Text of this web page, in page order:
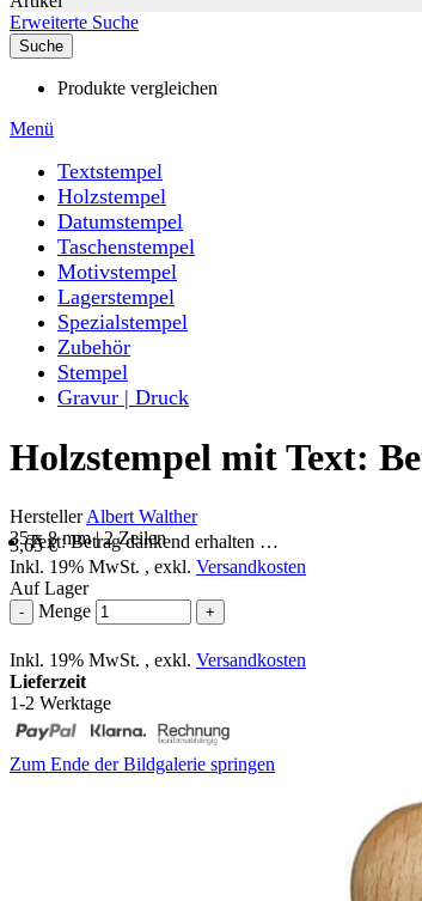
Erweiterte Suche
Suche
Produkte vergleichen
Menü
Textstempel
Holzstempel
Datumstempel
Taschenstempel
Motivstempel
Lagerstempel
Spezialstempel
Zubehör
Stempel
Gravur | Druck
Holzstempel mit Text:
HerstellerAlbert Walther
35 x 8 mm | 2 Zeilen
Text: Betrag dankend erhalten …
3,65 €
Inkl. 19% MwSt. , exkl. Versandkosten
Auf Lager
- Menge +
Inkl. 19% MwSt. , exkl. Versandkosten
Lieferzeit
1-2 Werktage
Zum Ende der Bildgalerie springen